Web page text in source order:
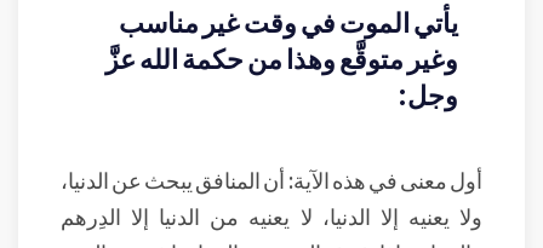
يأتي الموت في وقت غير مناسب
وغير متوقَّع وهذا من حكمة الله عزَّ
وجل:
أول معنى في هذه الآية: أن المنافق يبحث عن الدنيا،
ولا يعنيه إلا الدنيا، لا يعنيه من الدنيا إلا الدِرهم